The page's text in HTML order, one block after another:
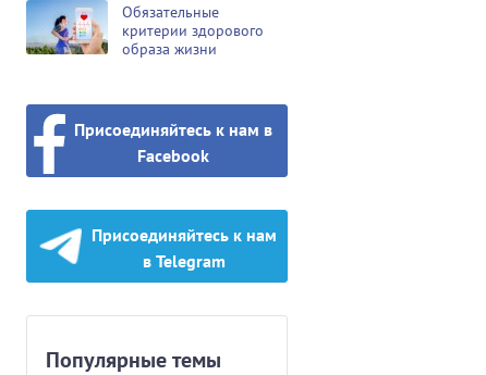
Обязательные
критерии здорового
образа жизни
Присоединяйтесь к нам в
Facebook
Присоединяйтесь к нам
в Telegram
Популярные темы